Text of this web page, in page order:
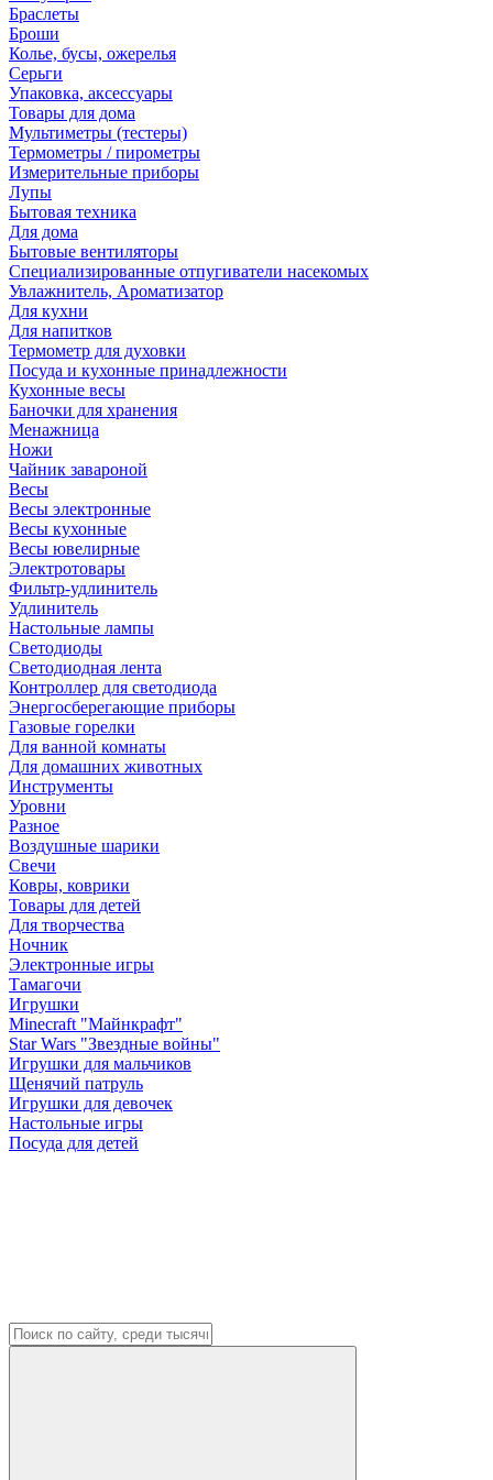
Браслеты
Броши
Колье, бусы, ожерелья
Серьги
Упаковка, аксессуары
Товары для дома
Мультиметры (тестеры)
Термометры / пирометры
Измерительные приборы
Лупы
Бытовая техника
Для дома
Бытовые вентиляторы
Специализированные отпугиватели насекомых
Увлажнитель, Ароматизатор
Для кухни
Для напитков
Термометр для духовки
Посуда и кухонные принадлежности
Кухонные весы
Баночки для хранения
Менажница
Ножи
Чайник завароной
Весы
Весы электронные
Весы кухонные
Весы ювелирные
Электротовары
Фильтр-удлинитель
Удлинитель
Настольные лампы
Светодиоды
Светодиодная лента
Контроллер для светодиода
Энергосберегающие приборы
Газовые горелки
Для ванной комнаты
Для домашних животных
Инструменты
Уровни
Разное
Воздушные шарики
Свечи
Ковры, коврики
Товары для детей
Для творчества
Ночник
Электронные игры
Тамагочи
Игрушки
Minecraft "Майнкрафт"
Star Wars "Звездные войны"
Игрушки для мальчиков
Щенячий патруль
Игрушки для девочек
Настольные игры
Посуда для детей